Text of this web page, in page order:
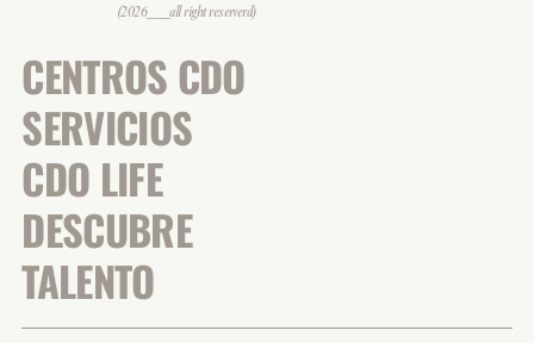
(2026___all right reserverd)
CENTROS CDO
SERVICIOS
CDO LIFE
DESCUBRE
TALENTO